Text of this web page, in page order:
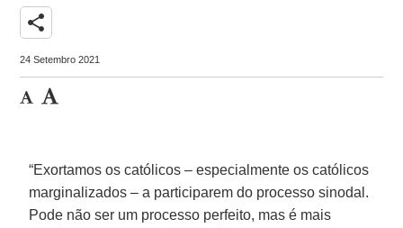
share
24 Setembro 2021
“Exortamos os católicos – especialmente os católicos
marginalizados – a participarem do processo sinodal.
Pode não ser um processo perfeito, mas é mais